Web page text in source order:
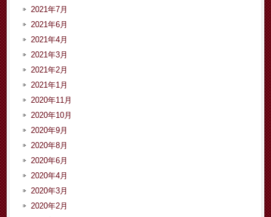
2021年7月
2021年6月
2021年4月
2021年3月
2021年2月
2021年1月
2020年11月
2020年10月
2020年9月
2020年8月
2020年6月
2020年4月
2020年3月
2020年2月